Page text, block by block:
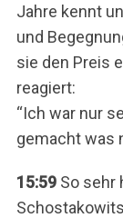
Jahre kennt
und
sie den Preis
reagiert:
“Ich war nur
gemacht was
15:59So sehr